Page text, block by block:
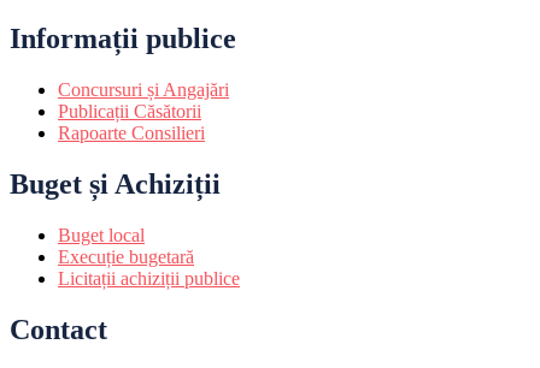
Informații publice
Concursuri și Angajări
Publicații Căsătorii
Rapoarte Consilieri
Buget și Achiziții
Buget local
Execuție bugetară
Licitații achiziții publice
Contact